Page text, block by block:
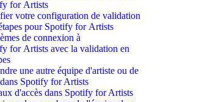
for Artists
votre configuration de validation
pour Spotify for Artists
de connexion à
for Artists avec la validation en
une autre équipe d'artiste ou de
Spotify for Artists
d'accès dans Spotify for Artists